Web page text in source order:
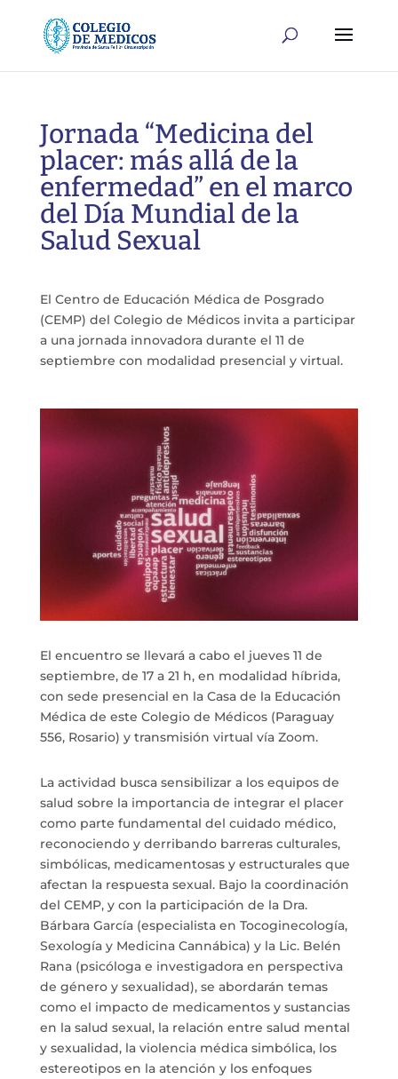
Jornada “Medicina del
placer: más allá de la
enfermedad” en el marco
del Día Mundial de la
Salud Sexual
El Centro de Educación Médica de Posgrado
(CEMP) del Colegio de Médicos invita a participar
a una jornada innovadora durante el 11 de
septiembre con modalidad presencial y virtual.
El encuentro se llevará a cabo el jueves 11 de
septiembre, de 17 a 21 h, en modalidad híbrida,
con sede presencial en la Casa de la Educación
Médica de este Colegio de Médicos (Paraguay
556, Rosario) y transmisión virtual vía Zoom.
La actividad busca sensibilizar a los equipos de
salud sobre la importancia de integrar el placer
como parte fundamental del cuidado médico,
reconociendo y derribando barreras culturales,
simbólicas, medicamentosas y estructurales que
afectan la respuesta sexual. Bajo la coordinación
del CEMP, y con la participación de la Dra.
Bárbara García (especialista en Tocoginecología,
Sexología y Medicina Cannábica) y la Lic. Belén
Rana (psicóloga e investigadora en perspectiva
de género y sexualidad), se abordarán temas
como el impacto de medicamentos y sustancias
en la salud sexual, la relación entre salud mental
y sexualidad, la violencia médica simbólica, los
estereotipos en la atención y los enfoques